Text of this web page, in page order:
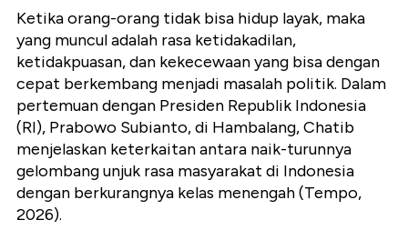
Ketika orang-orang tidak bisa hidup layak, maka
yang muncul adalah rasa ketidakadilan,
ketidakpuasan, dan kekecewaan yang bisa dengan
cepat berkembang menjadi masalah politik. Dalam
pertemuan dengan Presiden Republik Indonesia
(RI), Prabowo Subianto, di Hambalang, Chatib
menjelaskan keterkaitan antara naik-turunnya
gelombang unjuk rasa masyarakat di Indonesia
dengan berkurangnya kelas menengah (Tempo,
2026).